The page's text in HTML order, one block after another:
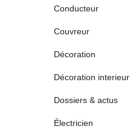
Conducteur
Couvreur
Décoration
Décoration interieur
Dossiers & actus
Électricien